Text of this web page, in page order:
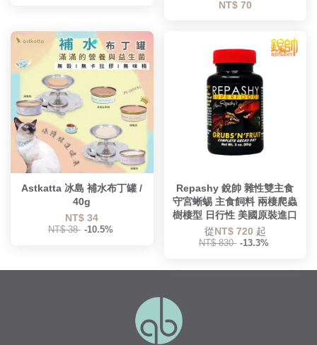
NT$ 70
Astkatta 冰島 補水布丁罐 /
40g
NT$ 34
NT$ 38 -10.5%
Repashy 銳帥 雜性雙主食
守宮蜥蜴 主食飼料 兩棲爬蟲
樹棲型 日行性 美國原裝進口
從NT$ 720 起
NT$ 830 -13.3%